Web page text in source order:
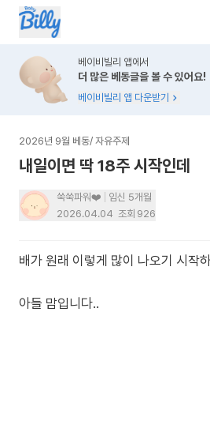
베이비빌리 앱에서
더 많은 베동글을 볼 수 있어요!
베이비빌리 앱 다운받기
2026년 9월 베동/ 자유주제
내일이면 딱 18주 시작인데
쑥쑥파워❤️
임신 5개월
2026.04.04 조회 926
배가 원래 이렇게 많이 나오기 시작
아들 맘입니다..